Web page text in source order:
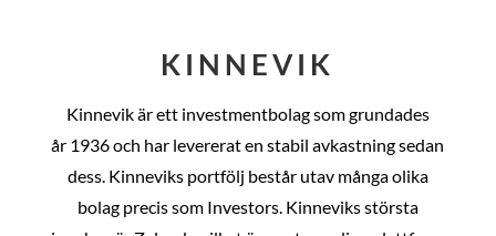
KINNEVIK
Kinnevik är ett investmentbolag som grundades
år 1936 och har levererat en stabil avkastning sedan
dess. Kinneviks portfölj består utav många olika
bolag precis som Investors. Kinneviks största